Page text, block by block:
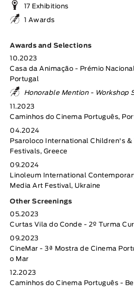
17 Exhibitions
1 Awards
Awards and Selections
10.2023
Casa da Animação - Prémio
Portugal
Honorable Mention - Workshop
11.2023
Caminhos do Cinema Português,
04.2024
Psaroloco International Children's &
Festivals, Greece
09.2024
Linoleum International
Media Art Festival, Ukraine
Other Screenings
05.2023
Curtas Vila do Conde - 2º Turma
09.2023
CineMar - 3ª Mostra de Cinema
o Mar
12.2023
Caminhos do Cinema Português -